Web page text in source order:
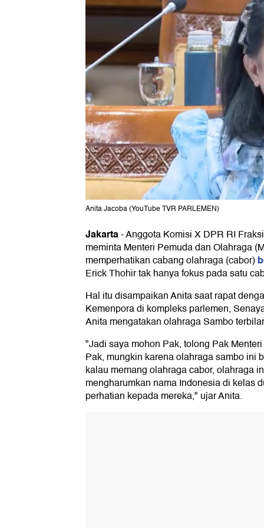
Anita Jacoba (YouTube TVR PARLEMEN)
Jakarta-Anggota Komisi X DPR RI
meminta Menteri Pemuda dan Olahraga
memperhatikan cabang olahraga (cabor)
Erick Thohir tak hanya fokus pada satu
Hal itu disampaikan Anita saat rapat
Kemenpora di kompleks parlemen,
Anita mengatakan olahraga Sambo
"Jadi saya mohon Pak, tolong Pak
Pak, mungkin karena olahraga sambo ini
kalau memang olahraga cabor, olahraga
mengharumkan nama Indonesia di kelas
perhatian kepada mereka," ujar Anita.